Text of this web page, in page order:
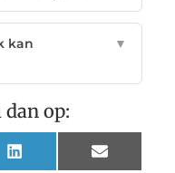
kan
▼
dan op:
LinkedIn Email